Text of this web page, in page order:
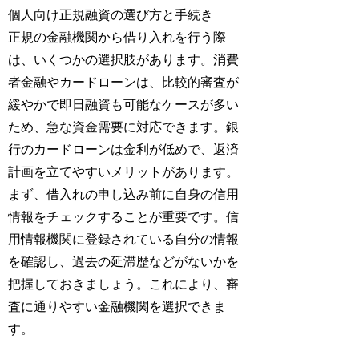
個人向け正規融資の選び方と手続き
正規の金融機関から借り入れを行う際
は、いくつかの選択肢があります。消費
者金融やカードローンは、比較的審査が
緩やかで即日融資も可能なケースが多い
ため、急な資金需要に対応できます。銀
行のカードローンは金利が低めで、返済
計画を立てやすいメリットがあります。
まず、借入れの申し込み前に自身の信用
情報をチェックすることが重要です。信
用情報機関に登録されている自分の情報
を確認し、過去の延滞歴などがないかを
把握しておきましょう。これにより、審
査に通りやすい金融機関を選択できま
す。